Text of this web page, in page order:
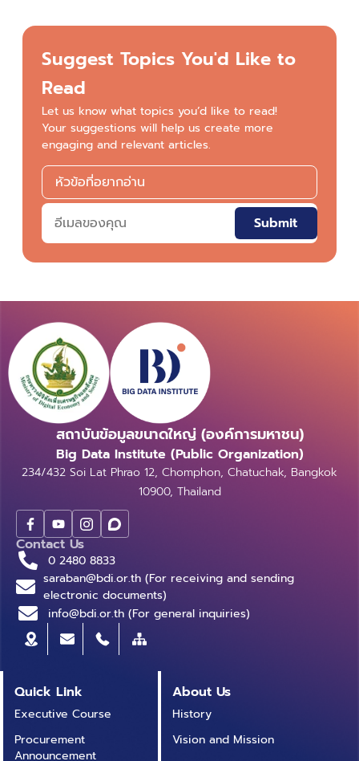
Suggest Topics You'd Like to
Read
Let us know what topics you’d like to read!
Your suggestions will help us create more
engaging and relevant articles.
Submit
สถาบันข้อมูลขนาดใหญ่ (องค์การมหาชน)
Big Data Institute (Public Organization)
234/432 Soi Lat Phrao 12, Chomphon, Chatuchak, Bangkok
10900, Thailand
Contact Us
0 2480 8833
saraban@bdi.or.th (For receiving and sending
electronic documents)
info@bdi.or.th (For general inquiries)
Quick Link
Executive Course
Procurement
Announcement
About Us
History
Vision and Mission